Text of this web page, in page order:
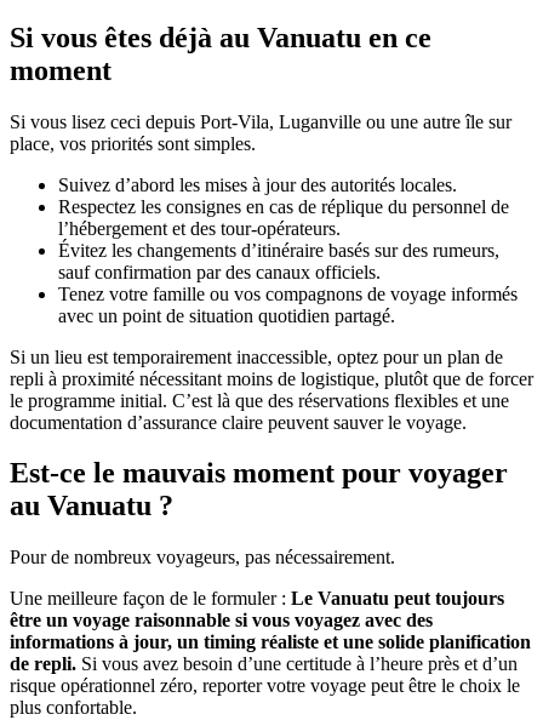
Si vous êtes déjà au Vanuatu en ce
moment
Si vous lisez ceci depuis Port-Vila, Luganville ou une autre île sur
place, vos priorités sont simples.
Suivez d’abord les mises à jour des autorités locales.
Respectez les consignes en cas de réplique du personnel de
l’hébergement et des tour-opérateurs.
Évitez les changements d’itinéraire basés sur des rumeurs,
sauf confirmation par des canaux officiels.
Tenez votre famille ou vos compagnons de voyage informés
avec un point de situation quotidien partagé.
Si un lieu est temporairement inaccessible, optez pour un plan de
repli à proximité nécessitant moins de logistique, plutôt que de forcer
le programme initial. C’est là que des réservations flexibles et une
documentation d’assurance claire peuvent sauver le voyage.
Est-ce le mauvais moment pour voyager
au Vanuatu ?
Pour de nombreux voyageurs, pas nécessairement.
Une meilleure façon de le formuler : Le Vanuatu peut toujours
être un voyage raisonnable si vous voyagez avec des
informations à jour, un timing réaliste et une solide planification
de repli. Si vous avez besoin d’une certitude à l’heure près et d’un
risque opérationnel zéro, reporter votre voyage peut être le choix le
plus confortable.